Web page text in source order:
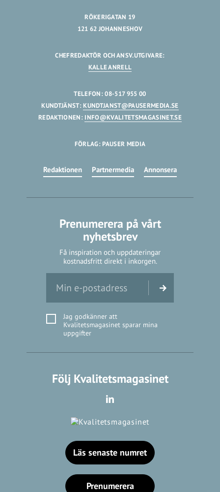
RÖKERIGATAN 19
121 62 JOHANNESHOV
CHEFREDAKTÖR OCH ANSV.UTGIVARE:
KALLE ANRELL
TELEFON: 08-517 955 00
KUNDTJÄNST:KUNDTJANST@PAUSERMEDIA.SE
REDAKTIONEN: INFO@KVALITETSMAGASINET.SE
FÖRLAG: PAUSER MEDIA
Redaktionen Partnermedia Annonsera
Prenumerera på vårt
nyhetsbrev
Få inspiration och uppdateringar
kostnadsfritt direkt i inkorgen.
Jag godkänner att
Kvalitetsmagasinet sparar mina
uppgifter
Följ Kvalitetsmagasinet
Läs senaste numret
Prenumerera